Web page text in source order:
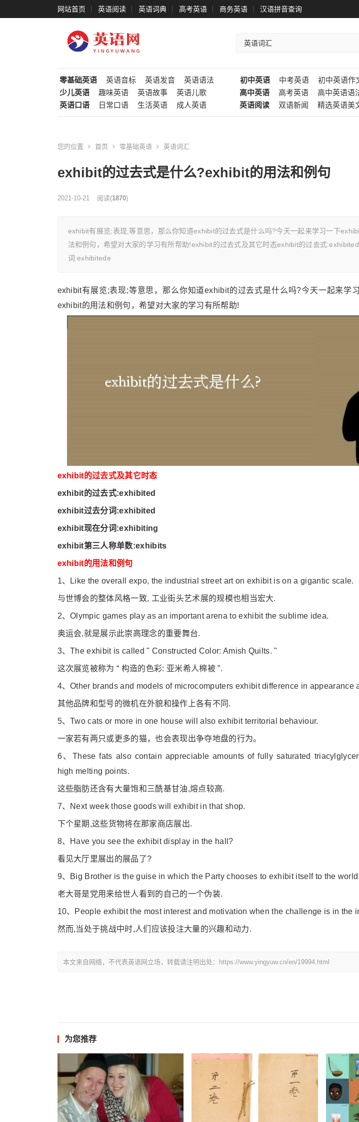
网站首页 英语阅读 英语词典 高考英语 商务英语 汉语拼音查询
零基础英语 英语音标 英语发音 英语语法 初中英语 中考英语 初中英语作
少儿英语
趣味英语 英语故事 英语儿歌 高中英语 高考英语 高中英语语
英语口语
日常口语 生活英语 成人英语 英语阅读 双语新闻 精选英语美
您的位置 首页 零基础英语 英语词汇
exhibit的过去式是什么?exhibit的用法和例句
2021-10-21 阅读(1870)
exhibit有展览;表现;等意思，那么你知道exhibit的过去式是什么吗?今天一起来学习一下
法和例句，希望对大家的学习有所帮助!exhibit的过去式及其它时态exhibit的过去式
词:exhibitede
exhibit有展览;表现;等意思，那么你知道exhibit的过去式是什么吗?今天一起来学
exhibit的用法和例句，希望对大家的学习有所帮助!
exhibit的过去式及其它时态
exhibit的过去式:exhibited
exhibit过去分词:exhibited
exhibit现在分词:exhibiting
exhibit第三人称单数:exhibits
exhibit的用法和例句
1、Like the overall expo, the industrial street art on exhibit is on a gigantic scale.
与世博会的整体风格一致, 工业街头艺术展的规模也相当宏大.
2、Olympic games play as an important arena to exhibit the sublime idea.
奥运会,就是展示此崇高理念的重要舞台.
3、The exhibit is called " Constructed Color: Amish Quilts. "
这次展览被称为 “ 构造的色彩: 亚米希人棉被 ”.
4、Other brands and models of microcomputers exhibit difference in appearance
其他品牌和型号的微机在外貌和操作上各有不同.
5、Two cats or more in one house will also exhibit territorial behaviour.
一家若有两只或更多的猫，也会表现出争夺地盘的行为。
6、These fats also contain appreciable amounts of fully saturated
high melting points.
这些脂肪还含有大量饱和三酰基甘油,熔点较高.
7、Next week those goods will exhibit in that shop.
下个星期,这些货物将在那家商店展出.
8、Have you see the exhibit display in the hall?
看见大厅里展出的展品了?
9、Big Brother is the guise in which the Party chooses to exhibit itself to the world.
老大哥是党用来给世人看到的自己的一个伪装.
10、People exhibit the most interest and motivation when the challenge is in the
然而,当处于挑战中时,人们应该投注大量的兴趣和动力.
本文来自网络，不代表英语网立场，转载请注明出处：https://www.yingyuw.cn/en/19994.html
为您推荐